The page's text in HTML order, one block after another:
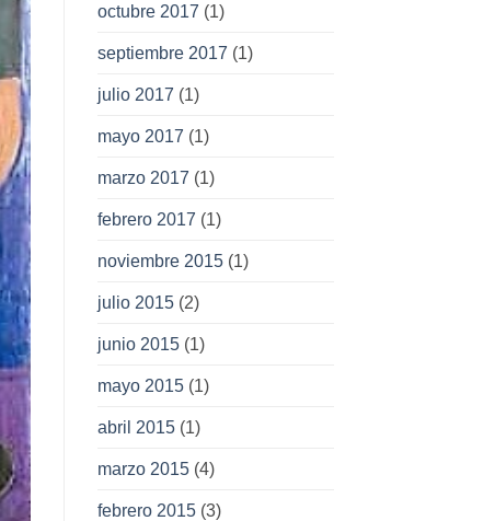
octubre 2017 (1)
septiembre 2017 (1)
julio 2017 (1)
mayo 2017 (1)
marzo 2017 (1)
febrero 2017 (1)
noviembre 2015(1)
julio 2015(2)
junio 2015(1)
mayo 2015(1)
abril 2015(1)
marzo 2015(4)
febrero 2015(3)